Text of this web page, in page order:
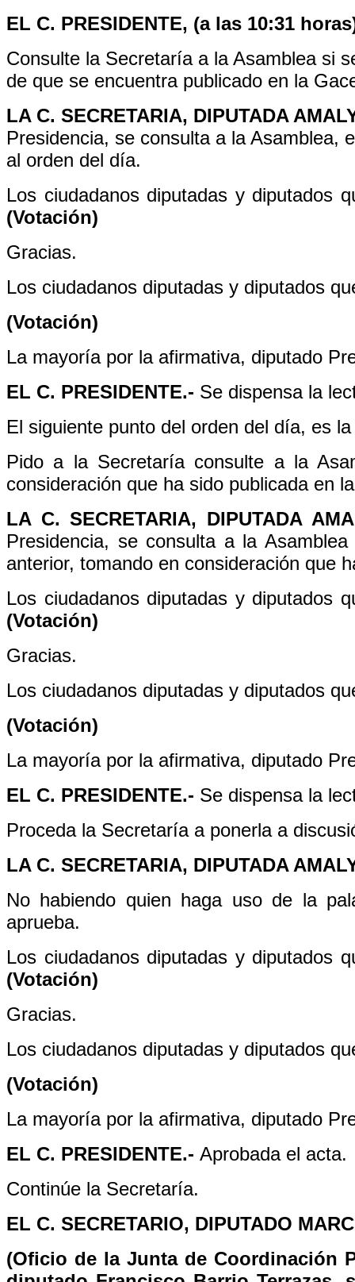
EL C. PRESIDENTE, (a las 10:31
Consulte la Secretaría a la Asamblea si
de que se encuentra publicado en la
LA C. SECRETARIA, DIPUTADA
Presidencia, se consulta a la Asamblea,
al orden del día.
Los ciudadanos diputadas y diputados
(Votación)
Gracias.
Los ciudadanos diputadas y diputados
(Votación)
La mayoría por la afirmativa, diputado
EL C. PRESIDENTE.- Se dispensa la
El siguiente punto del orden del día, es
Pido a la Secretaría consulte a la
consideración que ha sido publicada en
LA C. SECRETARIA, DIPUTADA
Presidencia, se consulta a la
anterior, tomando en consideración que
Los ciudadanos diputadas y diputados
(Votación)
Gracias.
Los ciudadanos diputadas y diputados
(Votación)
La mayoría por la afirmativa, diputado
EL C. PRESIDENTE.- Se dispensa la
Proceda la Secretaría a ponerla a
LA C. SECRETARIA, DIPUTADA
No habiendo quien haga uso de la
aprueba.
Los ciudadanos diputadas y diputados
(Votación)
Gracias.
Los ciudadanos diputadas y diputados
(Votación)
La mayoría por la afirmativa, diputado
EL C. PRESIDENTE.- Aprobada el acta.
Continúe la Secretaría.
EL C. SECRETARIO, DIPUTADO
(Oficio de la Junta de Coordinación